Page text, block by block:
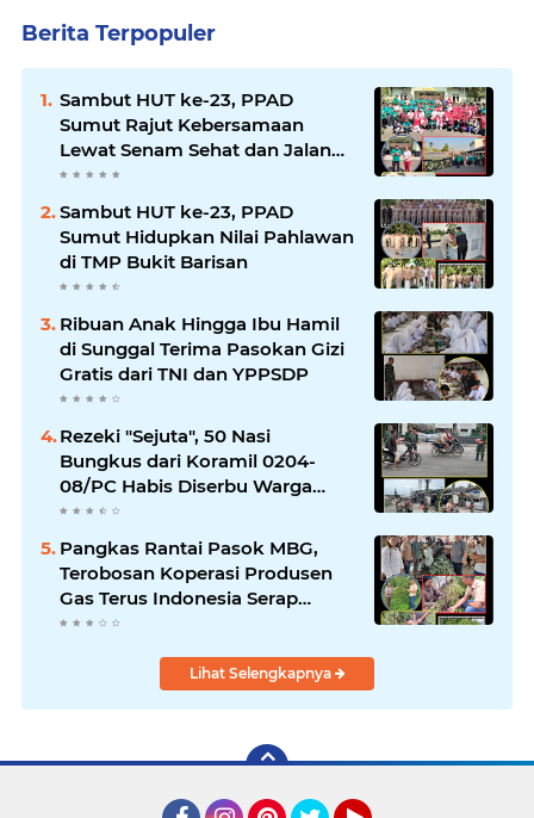
Berita Terpopuler
Sambut HUT ke-23, PPAD
Sumut Rajut Kebersamaan
Lewat Senam Sehat dan Jalan
Santai di Mako Bekangdam I/BB
Sambut HUT ke-23, PPAD
Sumut Hidupkan Nilai Pahlawan
di TMP Bukit Barisan
Ribuan Anak Hingga Ibu Hamil
di Sunggal Terima Pasokan Gizi
Gratis dari TNI dan YPPSDP
Rezeki "Sejuta", 50 Nasi
Bungkus dari Koramil 0204-
08/PC Habis Diserbu Warga
Pantai Cermin
Pangkas Rantai Pasok MBG,
Terobosan Koperasi Produsen
Gas Terus Indonesia Serap
Panen Petani
Lihat Selengkapnya